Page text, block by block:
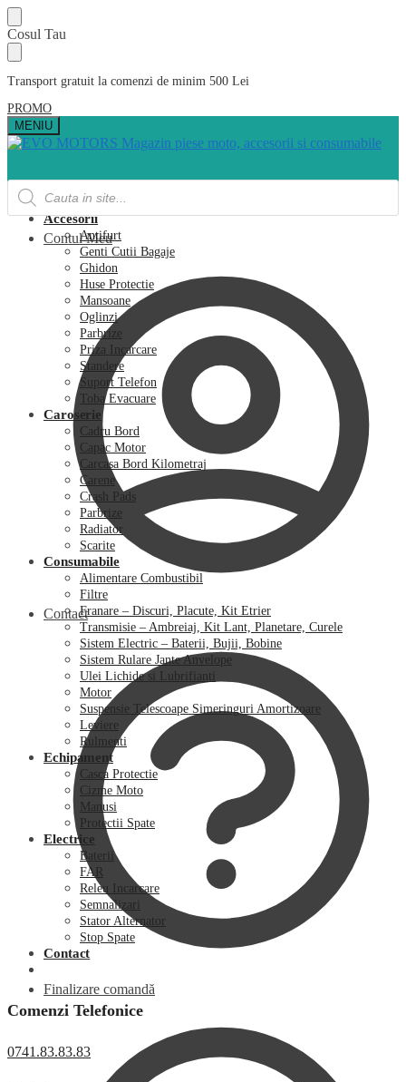
Skip
to
navigation
Skip
to
content
Cosul Tau
Transport gratuit la comenzi de minim 500 Lei
PROMO
MENIU
Products
search
Contul Meu
Contact
Finalizare comandă
Acasa
Accesorii
Antifurt
Genti Cutii Bagaje
Ghidon
Huse Protectie
Mansoane
Oglinzi
Parbrize
Priza Incarcare
Standere
Suport Telefon
Toba Evacuare
Caroserie
Cadru Bord
Capac Motor
Carcasa Bord Kilometraj
Carene
Crash Pads
Parbrize
Radiator
Scarite
Consumabile
Alimentare Combustibil
Filtre
Franare – Discuri, Placute, Kit Etrier
Transmisie – Ambreiaj, Kit Lant, Planetare, Curele
Sistem Electric – Baterii, Bujii, Bobine
Sistem Rulare Jante Anvelope
Ulei Lichide si Lubrifianti
Motor
Suspensie Telescoape Simeringuri Amortizoare
Leviere
Rulmenti
Echipament
Casca Protectie
Cizme Moto
Manusi
Protectii Spate
Electrice
Baterii
FAR
Releu Incarcare
Semnalizari
Stator Alternator
Stop Spate
Contact
Comenzi Telefonice
0741.83.83.83